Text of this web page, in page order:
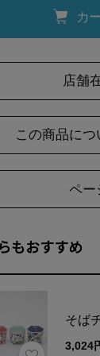
カ
もおすすめ
そば
3,024
この商品に
ペー
店舗